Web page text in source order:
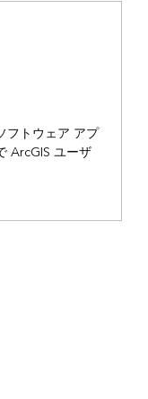
フトウェア アプ
ArcGIS ユーザ